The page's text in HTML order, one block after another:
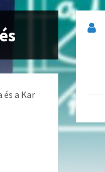
a Kar